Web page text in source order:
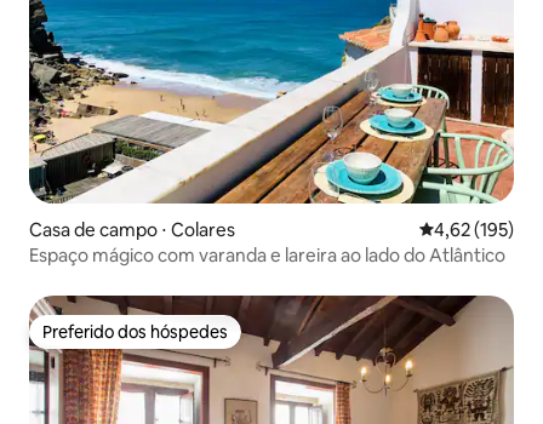
Casa de campo ⋅ Colares 4,62 de uma
4,62 (195)
Espaço mágico com varanda e lareira ao lado do Atlântico
Preferido dos hóspedes
Preferido dos hóspedes